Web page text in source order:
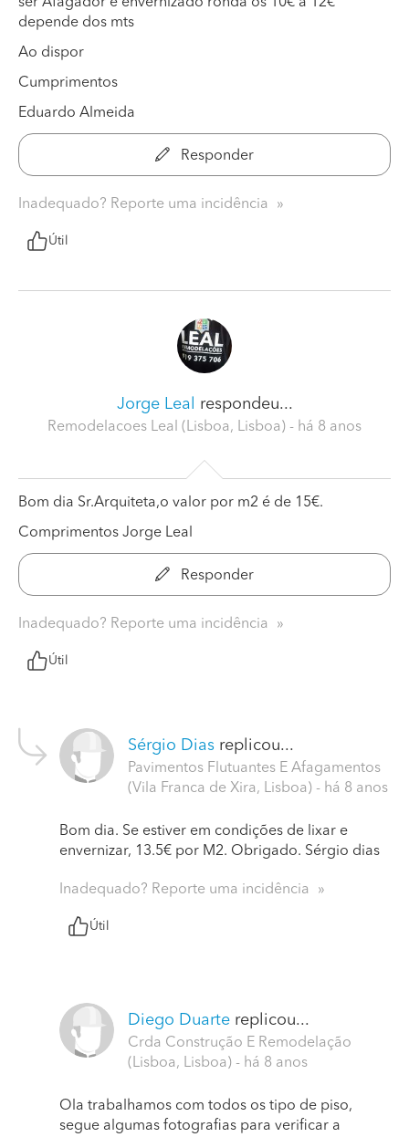
depende dos mts
Ao dispor
Cumprimentos
Eduardo Almeida
Responder
Inadequado? Reporte uma incidência
Útil
Jorge Leal respondeu...
Remodelacoes Leal (Lisboa, Lisboa) - há 8 anos
Bom dia Sr.Arquiteta,o valor por m2 é de 15€.
Comprimentos Jorge Leal
Responder
Inadequado? Reporte uma incidência
Útil
Sérgio Dias replicou...
Pavimentos Flutuantes E Afagamentos
(Vila Franca de Xira, Lisboa) - há 8 anos
Bom dia. Se estiver em condições de lixar e
envernizar, 13.5€ por M2. Obrigado. Sérgio dias
Inadequado? Reporte uma incidência
Útil
Diego Duarte replicou...
Crda Construção E Remodelação
(Lisboa, Lisboa) - há 8 anos
Ola trabalhamos com todos os tipo de piso,
segue algumas fotografias para verificar a